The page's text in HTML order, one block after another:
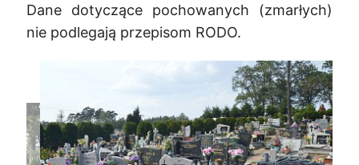
Dane dotyczące pochowanych (zmarłych)
nie podlegają przepisom RODO.